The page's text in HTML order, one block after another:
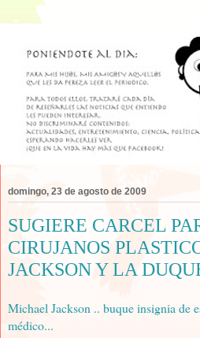
domingo, 23 de agosto de 2009
SUGIERE CARCEL
CIRUJANOS
JACKSON Y LA
Michael Jackson .. buque insignia de
médico...